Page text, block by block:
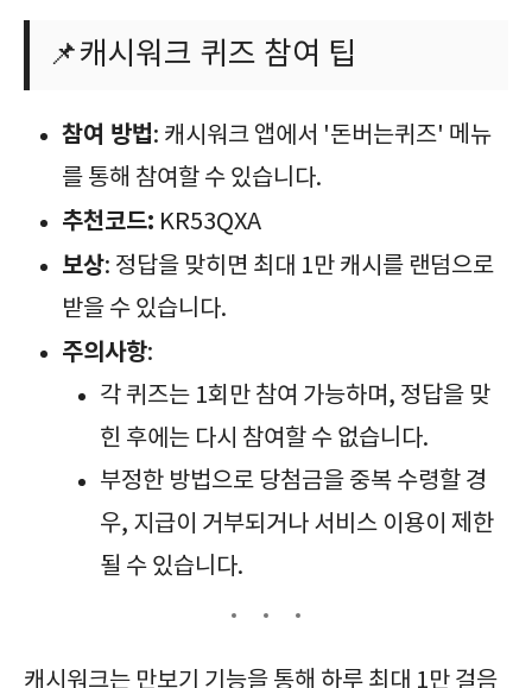
📌캐시워크 퀴즈 참여 팁
참여 방법: 캐시워크 앱에서 '돈버는퀴즈' 메뉴
를 통해 참여할 수 있습니다.
추천코드: KR53QXA
보상: 정답을 맞히면 최대 1만 캐시를 랜덤으로
받을 수 있습니다.
주의사항:
각 퀴즈는 1회만 참여 가능하며, 정답을 맞
힌 후에는 다시 참여할 수 없습니다.
부정한 방법으로 당첨금을 중복 수령할 경
우, 지급이 거부되거나 서비스 이용이 제한
될 수 있습니다.
캐시워크는 만보기 기능을 통해 하루 최대 1만 걸음